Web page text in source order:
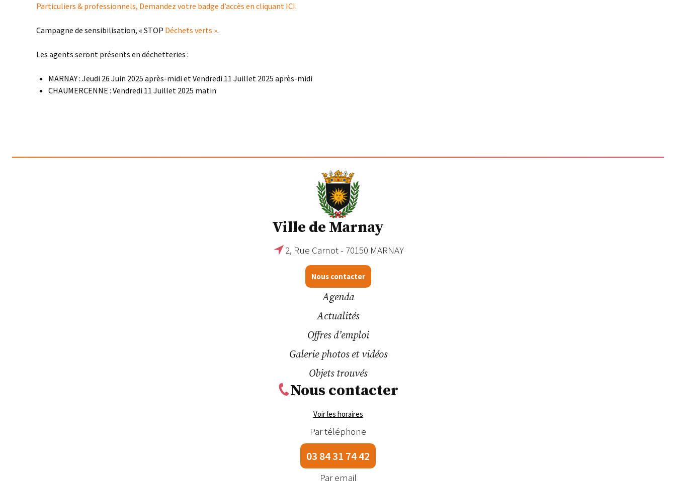
Particuliers & professionnels, Demandez votre badge d’accès en cliquant ICI.
Campagne de sensibilisation, « STOP Déchets verts ».
Les agents seront présents en déchetteries :
MARNAY : Jeudi 26 Juin 2025 après-midi et Vendredi 11 Juillet 2025 après-midi
CHAUMERCENNE : Vendredi 11 Juillet 2025 matin
Ville de Marnay
2, Rue Carnot - 70150 MARNAY
Nous contacter
Agenda
Actualités
Offres d’emploi
Galerie photos et vidéos
Objets trouvés
Nous contacter
Voir les horaires
Par téléphone
03 84 31 74 42
Par email